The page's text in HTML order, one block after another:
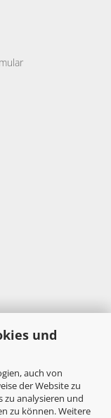
und
auch von
der Website zu
zu analysieren und
zu können. Weitere